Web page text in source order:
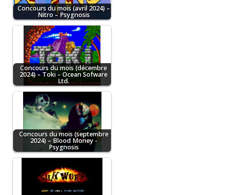
Concours du mois (avril 2024) –
Nitro – Psygnosis
Concours du mois (décembre
2024) – Toki – Ocean Sofware
Ltd.
Concours du mois (septembre
2024) – Blood Money -
Psygnosis